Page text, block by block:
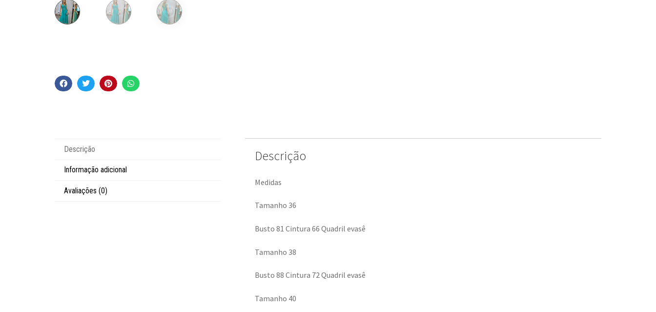
Descrição
Informação adicional
Avaliações (0)
Descrição
Medidas
Tamanho 36
Busto 81 Cintura 66 Quadril evasê
Tamanho 38
Busto 88 Cintura 72 Quadril evasê
Tamanho 40